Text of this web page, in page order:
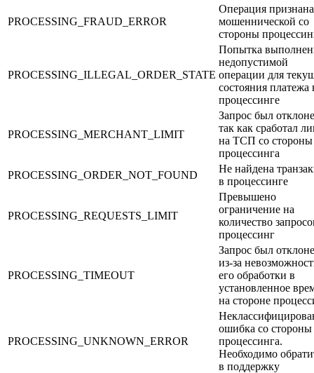
PROCESSING_FRAUD_ERROR
Операция признана
мошеннической со
стороны
PROCESSING_ILLEGAL_ORDER_STATE
Попытка
недопустимой
операции для
состояния платежа
процессинге
PROCESSING_MERCHANT_LIMIT
Запрос был
так как сработал
на ТСП со стороны
процессинга
PROCESSING_ORDER_NOT_FOUND
Не найдена
в процессинге
PROCESSING_REQUESTS_LIMIT
Превышено
ограничение на
количество
процессинг
PROCESSING_TIMEOUT
Запрос был
из-за
его обработки в
установленное
на стороне
PROCESSING_UNKNOWN_ERROR
ошибка со стороны
процессинга.
Необходимо
в поддержку